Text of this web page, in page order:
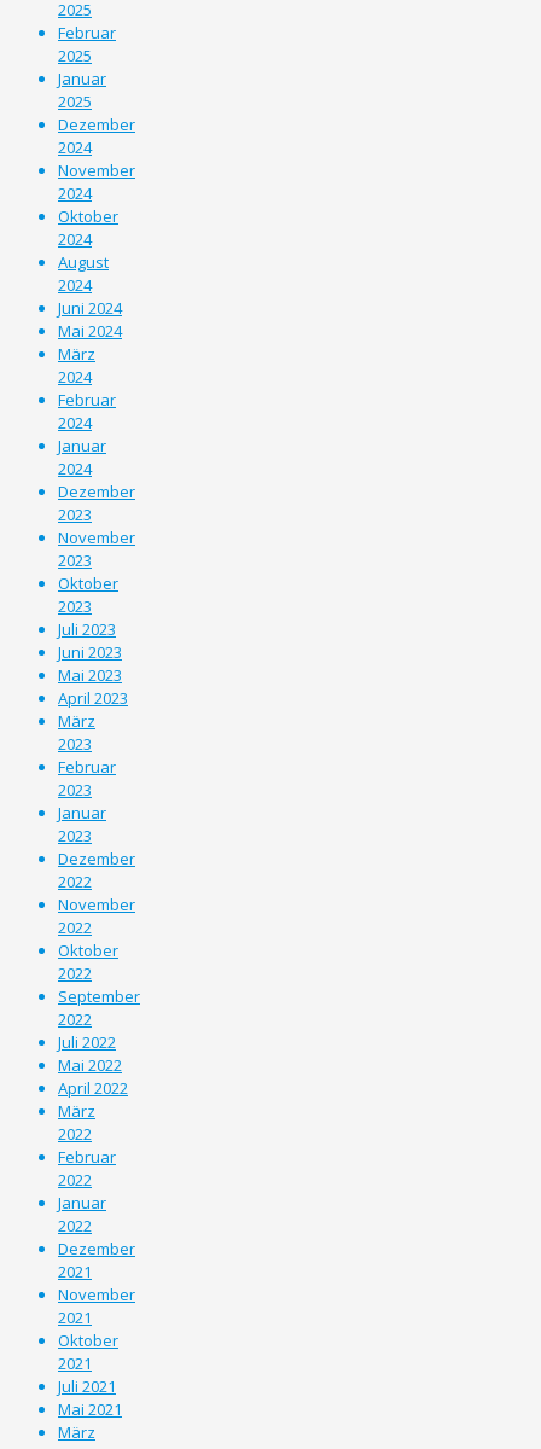
2025
Februar
2025
Januar
2025
Dezember
2024
November
2024
Oktober
2024
August
2024
Juni 2024
Mai 2024
März
2024
Februar
2024
Januar
2024
Dezember
2023
November
2023
Oktober
2023
Juli 2023
Juni 2023
Mai 2023
April 2023
März
2023
Februar
2023
Januar
2023
Dezember
2022
November
2022
Oktober
2022
September
2022
Juli 2022
Mai 2022
April 2022
März
2022
Februar
2022
Januar
2022
Dezember
2021
November
2021
Oktober
2021
Juli 2021
Mai 2021
März